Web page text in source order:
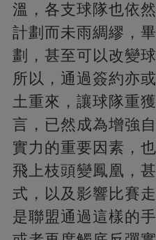
溫，各支球隊也依
計劃而未雨綢繆，
劃，甚至可以改變
所以，通過簽約亦
土重來，讓球隊重
言，已然成為增強
實力的重要因素，
飛上枝頭變鳳凰，
式，以及影響比賽
是聯盟通過這樣的